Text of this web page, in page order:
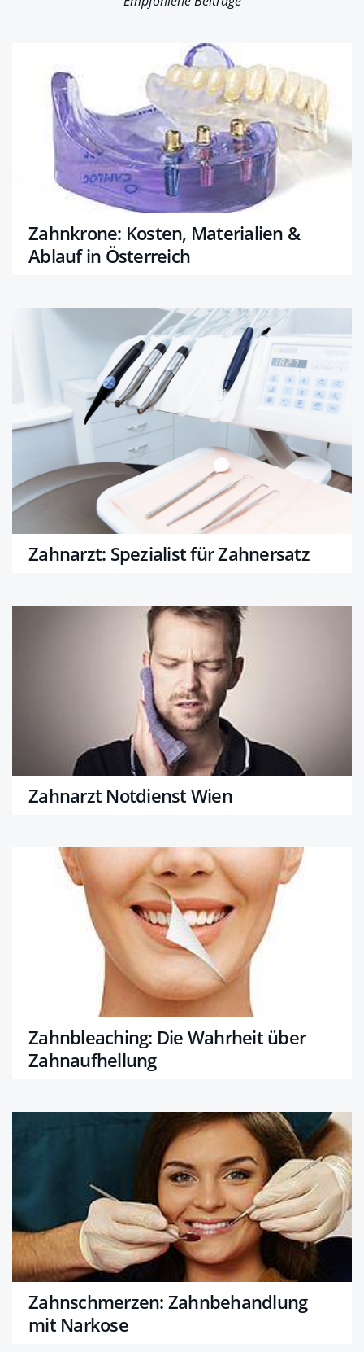
Zahnkrone: Kosten, Materialien &
Ablauf in Österreich
Zahnarzt: Spezialist für Zahnersatz
Zahnarzt Notdienst Wien
Zahnbleaching: Die Wahrheit über
Zahnaufhellung
Zahnschmerzen: Zahnbehandlung
mit Narkose